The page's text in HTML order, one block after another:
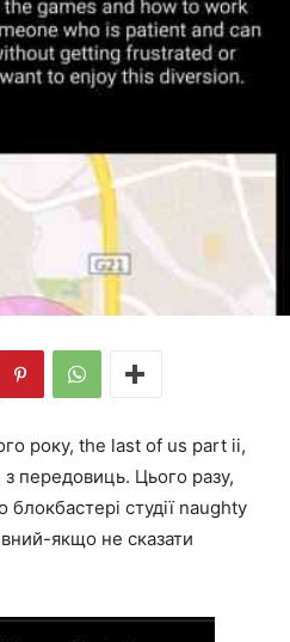
року, the last of us part ii,
передовиць. Цього разу,
блокбастері студії naughty
якщо не сказати